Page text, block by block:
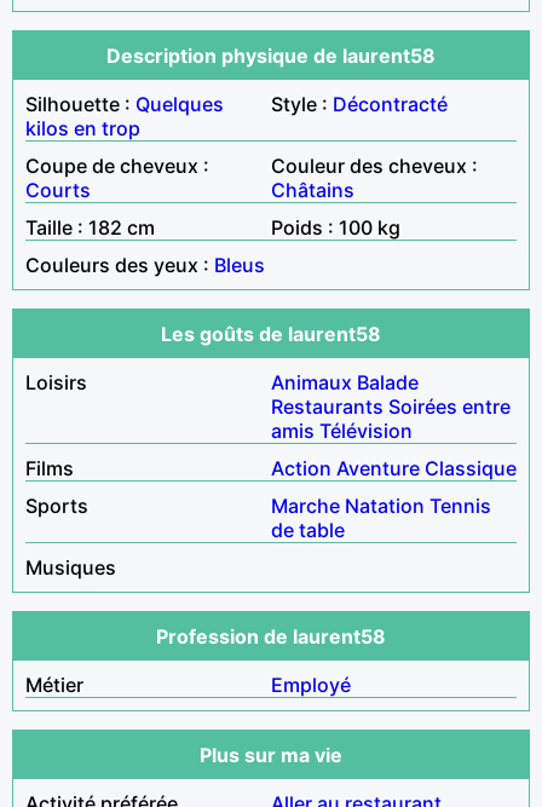
Description physique de laurent58
Silhouette : Quelques
kilos en trop
Style : Décontracté
Coupe de cheveux :
Courts
Couleur des cheveux :
Châtains
Taille : 182 cm
Poids : 100 kg
Couleurs des yeux : Bleus
Les goûts de laurent58
Loisirs
Animaux Balade
Restaurants Soirées entre
amis Télévision
Films
Action Aventure Classique
Sports
Marche Natation Tennis
de table
Musiques
Profession de laurent58
Métier
Employé
Plus sur ma vie